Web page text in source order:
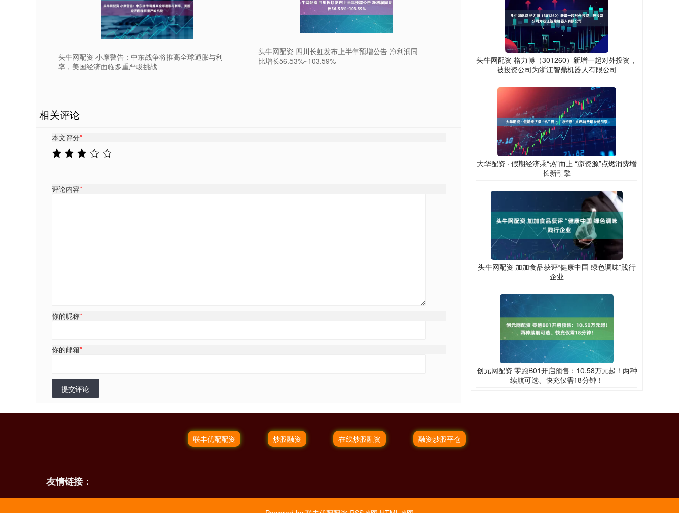
头牛网配资 小摩警告：中东战争将推高全球通胀与利
率，美国经济面临多重严峻挑战
头牛网配资 四川长虹发布上半年预增公告 净利润同
比增长56.53%~103.59%
相关评论
本文评分*
评论内容*
你的昵称*
你的邮箱*
提交评论
头牛网配资 格力博（301260）新增一起对外投资，
被投资公司为浙江智鼎机器人有限公司
大华配资 · 假期经济乘“热”而上 “凉资源”点燃消费增
长新引擎
头牛网配资 加加食品获评“健康中国 绿色调味”践行
企业
创元网配资 零跑B01开启预售：10.58万元起！两种
续航可选、快充仅需18分钟！
联丰优配配资 炒股融资 在线炒股融资 融资炒股平仓
友情链接：